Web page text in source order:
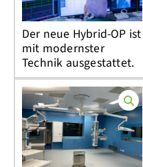
Der neue Hybrid-OP ist
mit modernster
Technik ausgestattet.